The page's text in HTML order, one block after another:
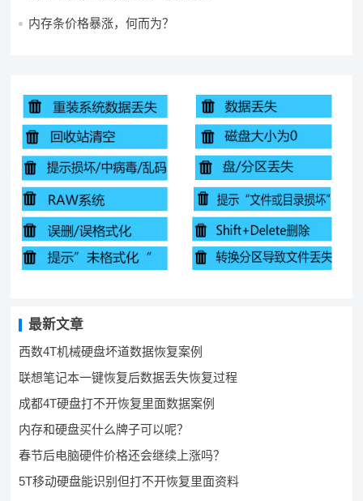
内存条价格暴涨，何而为？
最新文章
西数4T机械硬盘坏道数据恢复案例
联想笔记本一键恢复后数据丢失恢复过程
成都4T硬盘打不开恢复里面数据案例
内存和硬盘买什么牌子可以呢？
春节后电脑硬件价格还会继续上涨吗？
5T移动硬盘能识别但打不开恢复里面资料